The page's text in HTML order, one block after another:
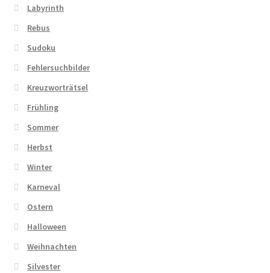
Labyrinth
Rebus
Sudoku
Fehlersuchbilder
Kreuzworträtsel
Frühling
Sommer
Herbst
Winter
Karneval
Ostern
Halloween
Weihnachten
Silvester